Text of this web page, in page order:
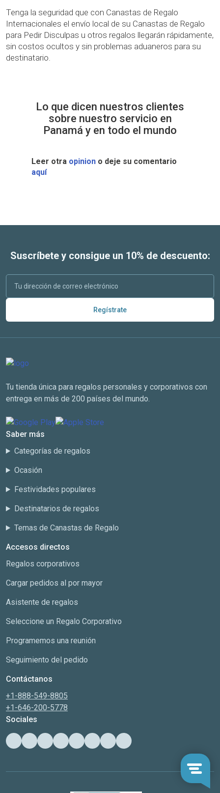
Tenga la seguridad que con Canastas de Regalo
Internacionales el envío local de su Canastas de Regalo
para Pedir Disculpas u otros regalos llegarán rápidamente,
sin costos ocultos y sin problemas aduaneros para su
destinatario.
Lo que dicen nuestros clientes
sobre nuestro servicio en
Panamá y en todo el mundo
Leer otra opiniono deje su comentario
aquí
Suscríbete y consigue un 10% de descuento:
Regístrate
Tu tienda única para regalos personales y corporativos con
entrega en más de 200 países del mundo.
Saber más
Categorías de regalos
Ocasión
Festividades populares
Destinatarios de regalos
Temas de Canastas de Regalo
Accesos directos
Regalos corporativos
Cargar pedidos al por mayor
Asistente de regalos
Seleccione un Regalo Corporativo
Programemos una reunión
Seguimiento del pedido
Contáctanos
+1-888-549-8805
+1-646-200-5778
Sociales